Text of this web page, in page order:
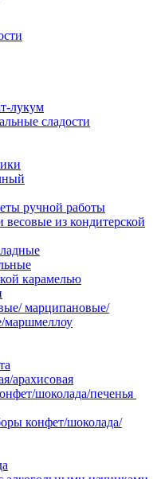
лукум
сладости
ручной работы
из кондитерской
карамелью
марципановые/
маршмеллоу
арахисовая
шоколада/печенья
конфет/шоколада/